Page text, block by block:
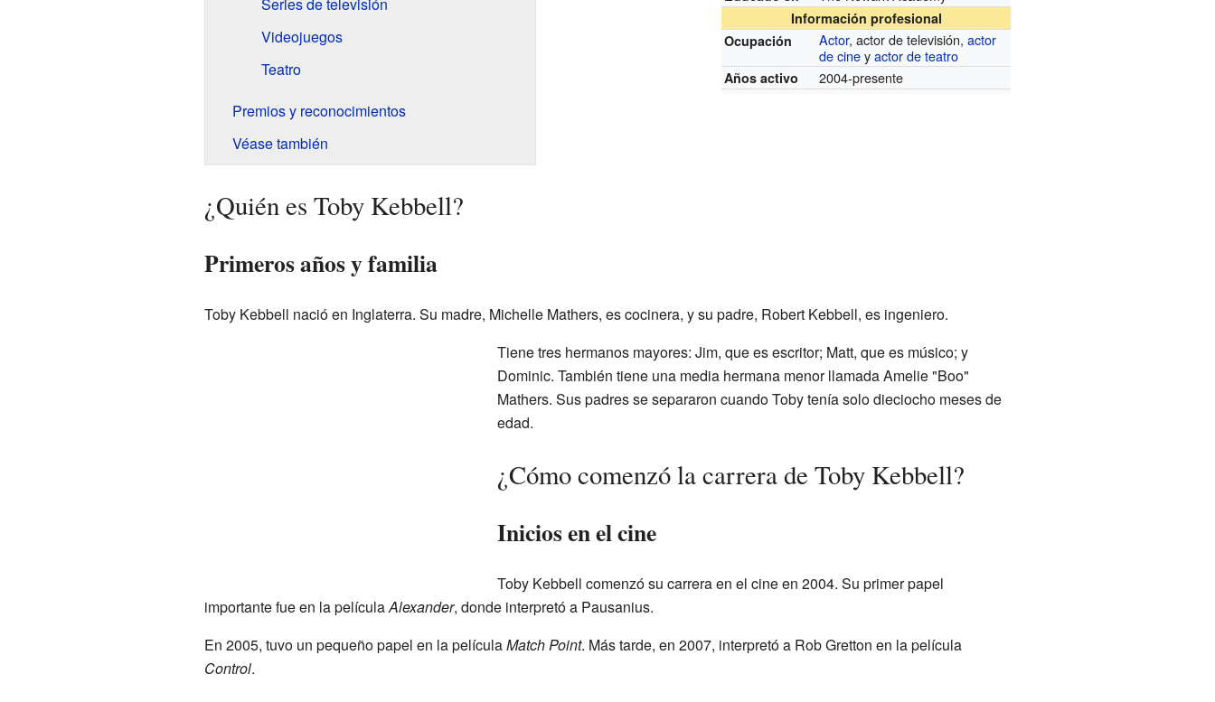
Información profesional
Ocupación
Actor, actor de televisión,actor
de cineyactor de teatro
Años activo 2004-presente
Videojuegos
Teatro
Premios y reconocimientos
Véase también
¿Quién es Toby Kebbell?
Primeros años y familia
Toby Kebbell nació en Inglaterra. Su madre, Michelle Mathers, es cocinera, y su padre, Robert Kebbell, es ingeniero.
Tiene tres hermanos mayores: Jim, que es escritor; Matt, que es músico; y
Dominic. También tiene una media hermana menor llamada Amelie "Boo"
Mathers. Sus padres se separaron cuando Toby tenía solo dieciocho meses de
edad.
¿Cómo comenzó la carrera de Toby Kebbell?
Inicios en el cine
Toby Kebbell comenzó su carrera en el cine en 2004. Su primer papel
importante fue en la películaAlexander, donde interpretó a Pausanius.
En 2005, tuvo un pequeño papel en la películaMatch Point. Más tarde, en 2007, interpretó a Rob Gretton en la película
Control.